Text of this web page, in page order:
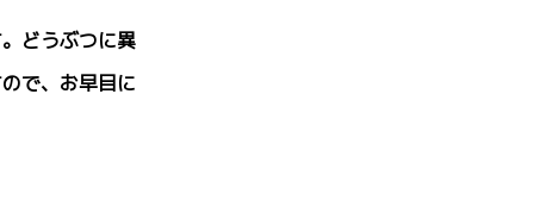
どうぶつに異
で、お早目に